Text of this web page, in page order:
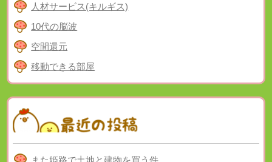
人材サービス(キルギス)
10代の脳波
空間還元
移動できる部屋
また姫路で土地と建物を買う件